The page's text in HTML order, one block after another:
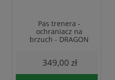
Pas trenera -
ochraniacz na
brzuch - DRAGON
349,00 zł